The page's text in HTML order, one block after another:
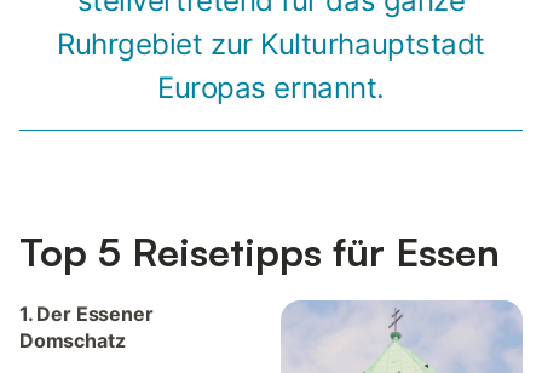
Ruhrgebiet zur Kulturhauptstadt
Europas ernannt.
Top 5 Reisetipps für Essen
1. Der Essener
Domschatz